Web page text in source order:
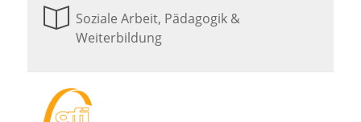
Soziale Arbeit, Pädagogik &
Weiterbildung